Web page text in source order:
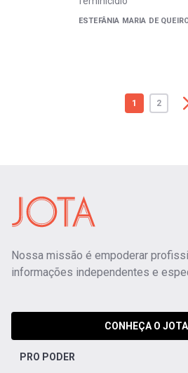
ESTEFÂNIA MARIA DE
1 2
Nossa missão é empoderar
informações independentes e
CONHEÇA O
PRO PODER